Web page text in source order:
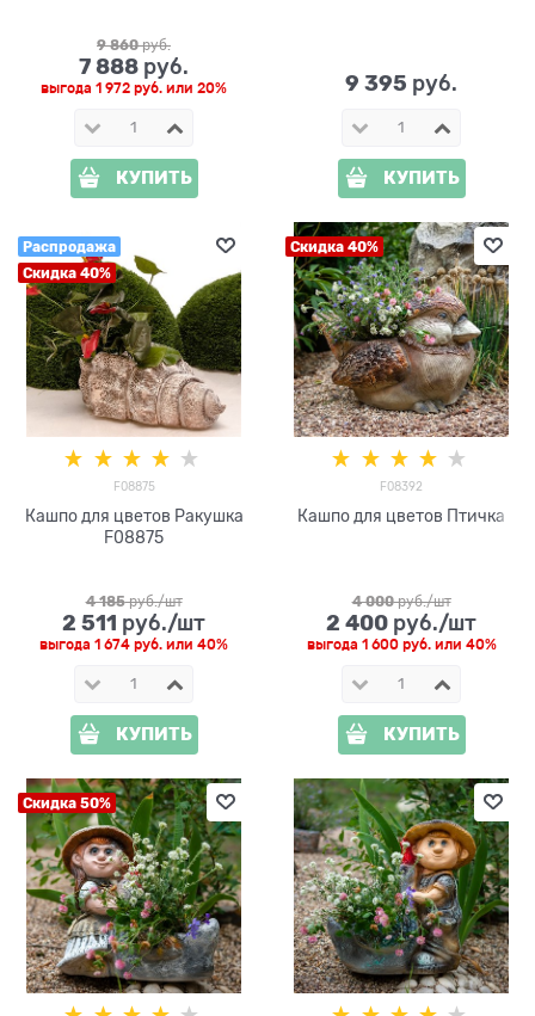
9 860 руб.
7 888 руб.
выгода 1 972 руб. или 20%
КУПИТЬ
9 395 руб.
КУПИТЬ
Распродажа
Скидка 40%
F08875
Кашпо для цветов Ракушка
F08875
4 185 руб./шт
2 511 руб./шт
выгода 1 674 руб. или 40%
КУПИТЬ
Скидка 40%
F08392
Кашпо для цветов Птичка
4 000 руб./шт
2 400 руб./шт
выгода 1 600 руб.или 40%
КУПИТЬ
Скидка 50%